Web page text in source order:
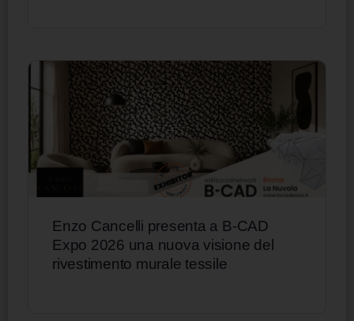
Enzo Cancelli presenta a B-CAD
Expo 2026 una nuova visione del
rivestimento murale tessile